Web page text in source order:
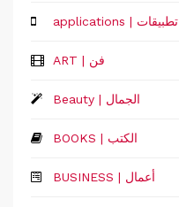
applications | تطبيقات
ART | فن
Beauty | الجمال
BOOKS | الكتب
‏BUSINESS | أعمال